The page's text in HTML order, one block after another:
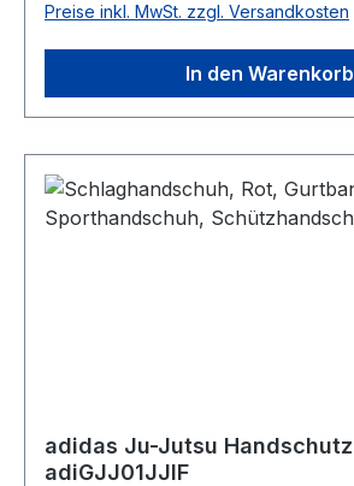
Preise inkl. MwSt. zzgl. Versandkosten
In den Warenkorb
adidas Ju-Jutsu Handschutz
adiGJJ01JJIF